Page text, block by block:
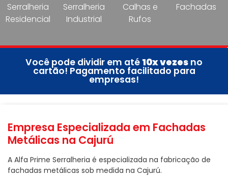
Serralheria
Residencial
Serralheria
Industrial
Calhas e
Rufos
Fachadas
Você pode dividir em até 10x vezes no
cartão! Pagamento facilitado para
empresas!
Empresa Especializada em Fachadas
Metálicas na Cajurú
A Alfa Prime Serralheria é especializada na fabricação de
fachadas metálicas sob medida na Cajurú.